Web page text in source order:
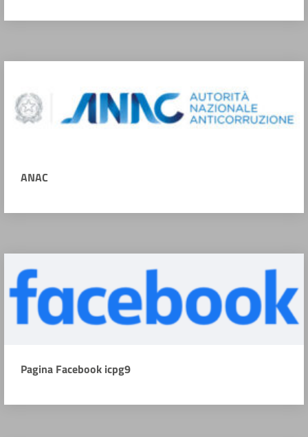
ANAC
Pagina Facebook icpg9